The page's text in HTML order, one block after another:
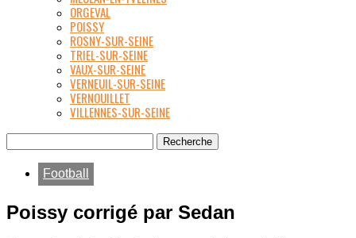
ORGEVAL
POISSY
ROSNY-SUR-SEINE
TRIEL-SUR-SEINE
VAUX-SUR-SEINE
VERNEUIL-SUR-SEINE
VERNOUILLET
VILLENNES-SUR-SEINE
Football
Poissy corrigé par Sedan